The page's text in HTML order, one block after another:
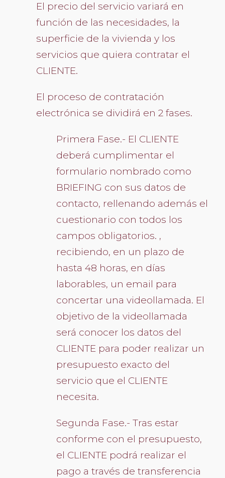
El precio del servicio variará en
función de las necesidades, la
superficie de la vivienda y los
servicios que quiera contratar el
CLIENTE.
El proceso de contratación
electrónica se dividirá en 2 fases.
Primera Fase.- El CLIENTE
deberá cumplimentar el
formulario nombrado como
BRIEFING con sus datos de
contacto, rellenando además el
cuestionario con todos los
campos obligatorios. ,
recibiendo, en un plazo de
hasta 48 horas, en días
laborables, un email para
concertar una videollamada. El
objetivo de la videollamada
será conocer los datos del
CLIENTE para poder realizar un
presupuesto exacto del
servicio que el CLIENTE
necesita.
Segunda Fase.- Tras estar
conforme con el presupuesto,
el CLIENTE podrá realizar el
pago a través de transferencia